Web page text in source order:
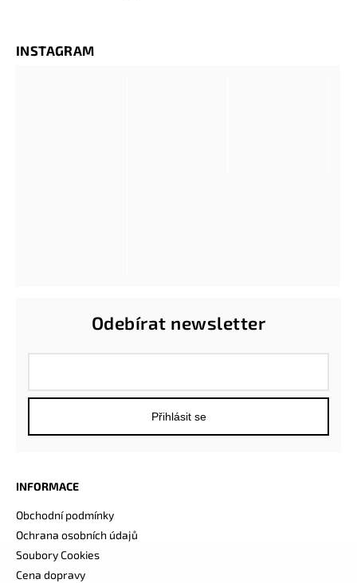
INFORMACE
Obchodní podmínky
Ochrana osobních údajů
Soubory Cookies
Cena dopravy
INSTAGRAM
Odebírat newsletter
Přihlásit se